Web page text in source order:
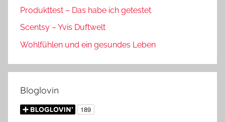
Produkttest – Das habe ich getestet
Scentsy – Yvis Duftwelt
Wohlfühlen und ein gesundes Leben
Bloglovin